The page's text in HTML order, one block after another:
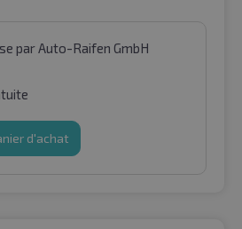
par Auto-Raifen GmbH
d'achat